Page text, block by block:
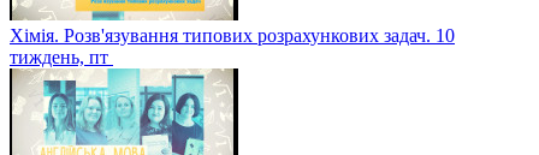
Хімія. Розв'язування типових розрахункових задач. 10
тиждень, пт